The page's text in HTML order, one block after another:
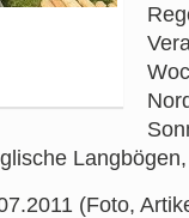
(Foto,